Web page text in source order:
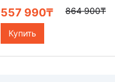
557 990₸ 864 900₸
Купить